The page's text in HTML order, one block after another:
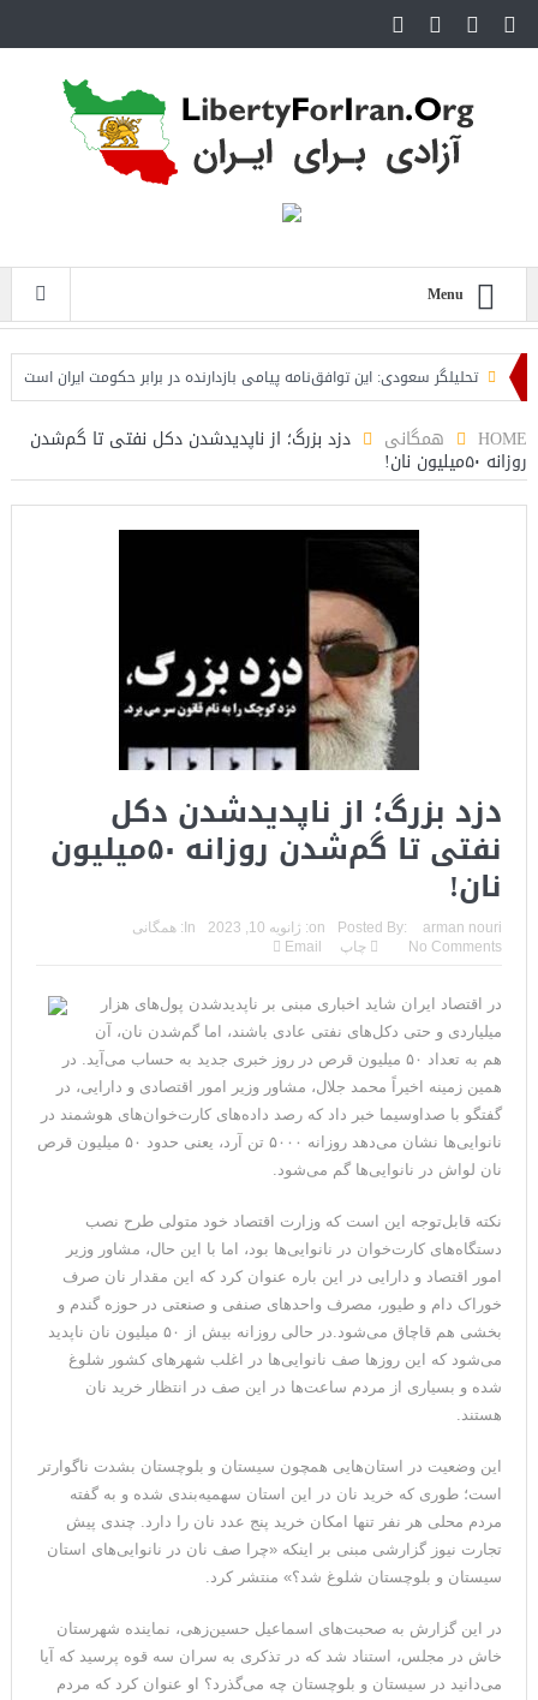
Menu
تحلیلگر سعودی: این توافق‌نامه پیامی بازدارنده در برابر حکومت ایران است
HOME همگانی دزد بزرگ؛ از ناپدیدشدن دکل نفتی تا گم‌شدن
روزانه ۵۰میلیون نان!
دزد بزرگ؛ از ناپدیدشدن دکل
نفتی تا گم‌شدن روزانه ۵۰میلیون
نان!
Posted By: arman nouri
on: ژانویه 10, 2023 In: همگانی
No Comments
چاپ Email
در اقتصاد ایران شاید اخباری مبنی بر ناپدیدشدن پول‌های هزار
میلیاردی و حتی دکل‌های نفتی عادی باشند، اما گم‌شدن نان، آن
هم به تعداد ۵۰ میلیون قرص در روز خبری جدید به حساب می‌آید. در
همین زمینه اخیراً محمد جلال، مشاور وزیر امور اقتصادی و دارایی، در
گفتگو با صداوسیما خبر داد که رصد داده‌های کارت‌خوان‌های هوشمند در
نانوایی‌ها نشان می‌دهد روزانه ۵۰۰۰ تن آرد، یعنی حدود ۵۰ میلیون قرص
نان لواش در نانوایی‌ها گم می‌شود.
نکته قابل‌توجه این است که وزارت اقتصاد خود متولی طرح نصب
دستگاه‌های کارت‌خوان در نانوایی‌ها بود، اما با این حال، مشاور وزیر
امور اقتصاد و دارایی در این باره عنوان کرد که این مقدار نان صرف
خوراک دام و طیور، مصرف واحدهای صنفی و صنعتی در حوزه گندم و
بخشی هم قاچاق می‌شود.در حالی روزانه بیش از ۵۰ میلیون نان ناپدید
می‌شود که این روزها صف نانوایی‌ها در اغلب شهرهای کشور شلوغ
شده و بسیاری از مردم ساعت‌ها در این صف در انتظار خرید نان
هستند.
این وضعیت در استان‌هایی همچون سیستان و بلوچستان بشدت ناگوارتر
است؛ طوری که خرید نان در این استان سهمیه‌بندی شده و به گفته
مردم محلی هر نفر تنها امکان خرید پنج عدد نان را دارد. چندی پیش
تجارت نیوز گزارشی مبنی بر اینکه «چرا صف نان در نانوایی‌های استان
سیستان و بلوچستان شلوغ شد؟» منتشر کرد.
در این گزارش به صحبت‌های اسماعیل حسین‌زهی، نماینده شهرستان
خاش در مجلس، استناد شد که در تذکری به سران سه قوه پرسید که آیا
می‌دانید در سیستان و بلوچستان چه می‌گذرد؟ او عنوان کرد که مردم